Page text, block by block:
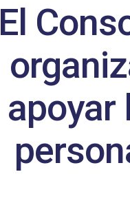
El
apoyar